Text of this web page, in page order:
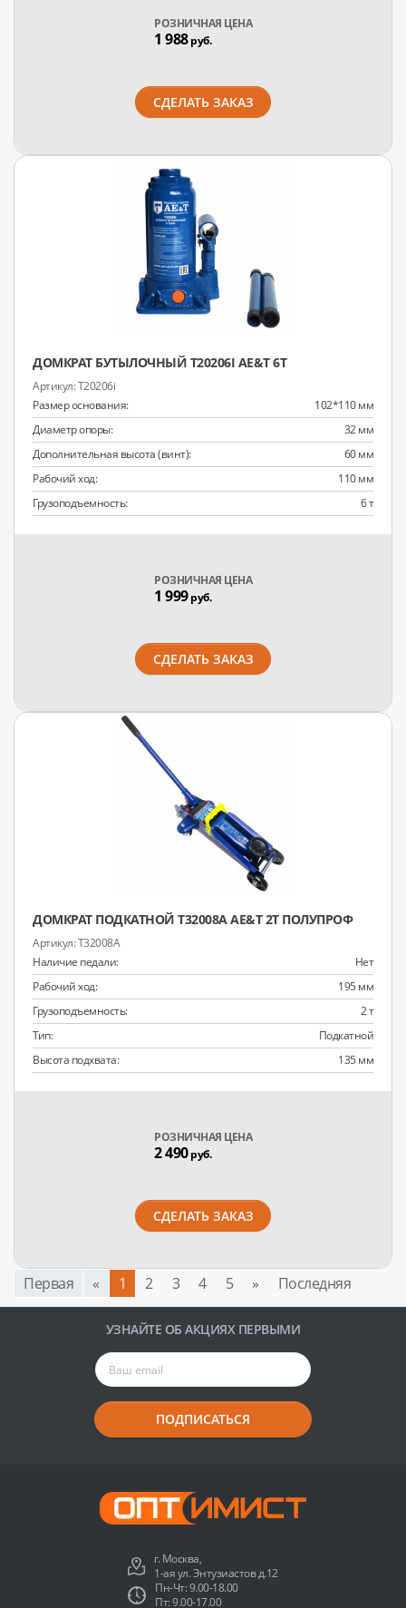
РОЗНИЧНАЯ ЦЕНА
1 988руб.
СДЕЛАТЬ ЗАКАЗ
ДОМКРАТ БУТЫЛОЧНЫЙ T20206I AE&T 6Т
T20206i
Размер основания:
102*110 мм
Диаметр опоры:
32 мм
Дополнительная высота (винт):
60 мм
Рабочий ход:
110 мм
Грузоподъемность:
6 т
РОЗНИЧНАЯ ЦЕНА
1 999руб.
СДЕЛАТЬ ЗАКАЗ
ДОМКРАТ ПОДКАТНОЙ T32008A AE&T 2Т ПОЛУПРОФ
T32008A
Наличие педали:
Нет
Рабочий ход:
195 мм
Грузоподъемность:
2 т
Тип:
Подкатной
Высота подхвата:
135 мм
РОЗНИЧНАЯ ЦЕНА
2 490руб.
СДЕЛАТЬ ЗАКАЗ
Первая « 1 2 3 4 5 » Последняя
УЗНАЙТЕ ОБ АКЦИЯХ ПЕРВЫМИ
ПОДПИСАТЬСЯ
г. Москва,
1-ая ул. Энтузиастов д.12
Пн-Чт: 9.00-18.00
Пт: 9.00-17.00